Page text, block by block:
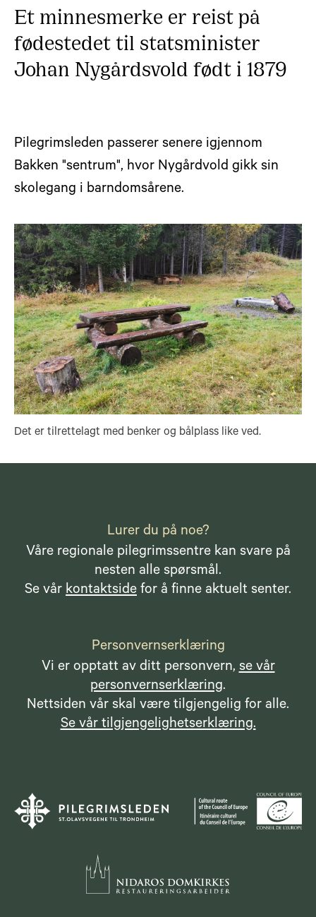
Et minnesmerke er reist på
fødestedet til statsminister
Johan Nygårdsvold født i 1879
Pilegrimsleden passerer senere igjennom
Bakken "sentrum", hvor Nygårdvold gikk sin
skolegang i barndomsårene.
Det er tilrettelagt med benker og bålplass like ved.
Lurer du på noe?
Våre regionale pilegrimssentre kan svare på
nesten alle spørsmål.
Se vår kontaktside for å finne aktuelt senter.
Personvernserklæring
Vi er opptatt av ditt personvern,se vår
personvernserklæring.
Nettsiden vår skal være tilgjengelig for alle.
Se vår tilgjengelighetserklæring.